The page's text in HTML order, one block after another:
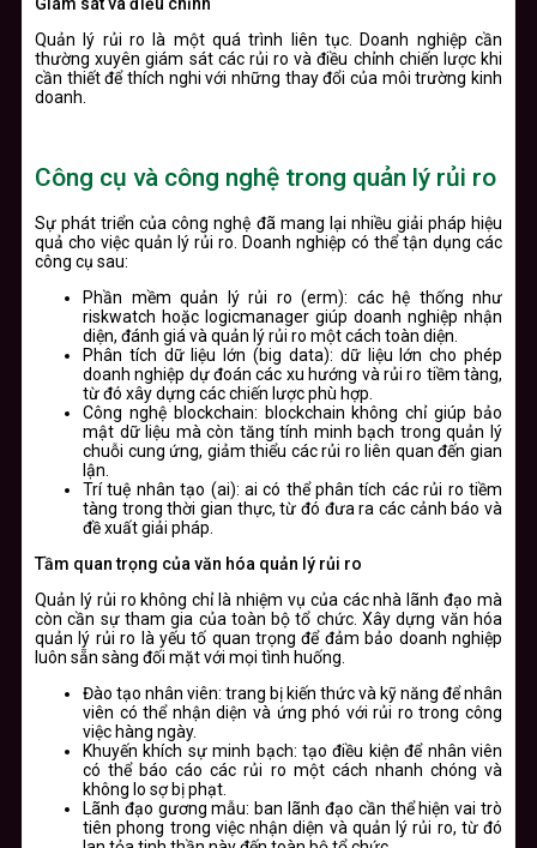
Quản lý rủi ro là một quá trình liên tục. Doanh nghiệp cần
thường xuyên giám sát các rủi ro và điều chỉnh chiến lược khi
cần thiết để thích nghi với những thay đổi của môi trường kinh
doanh.
Công cụ và công nghệ trong quản lý rủi ro
Sự phát triển của công nghệ đã mang lại nhiều giải pháp hiệu
quả cho việc quản lý rủi ro. Doanh nghiệp có thể tận dụng các
công cụ sau:
Phần mềm quản lý rủi ro (erm): các hệ thống như
riskwatch hoặc logicmanager giúp doanh nghiệp nhận
diện, đánh giá và quản lý rủi ro một cách toàn diện.
Phân tích dữ liệu lớn (big data): dữ liệu lớn cho phép
doanh nghiệp dự đoán các xu hướng và rủi ro tiềm tàng,
từ đó xây dựng các chiến lược phù hợp.
Công nghệ blockchain: blockchain không chỉ giúp bảo
mật dữ liệu mà còn tăng tính minh bạch trong quản lý
chuỗi cung ứng, giảm thiểu các rủi ro liên quan đến gian
lận.
Trí tuệ nhân tạo (ai): ai có thể phân tích các rủi ro tiềm
tàng trong thời gian thực, từ đó đưa ra các cảnh báo và
đề xuất giải pháp.
Tầm quan trọng của văn hóa quản lý rủi ro
Quản lý rủi ro không chỉ là nhiệm vụ của các nhà lãnh đạo mà
còn cần sự tham gia của toàn bộ tổ chức. Xây dựng văn hóa
quản lý rủi ro là yếu tố quan trọng để đảm bảo doanh nghiệp
luôn sẵn sàng đối mặt với mọi tình huống.
Đào tạo nhân viên: trang bị kiến thức và kỹ năng để nhân
viên có thể nhận diện và ứng phó với rủi ro trong công
việc hàng ngày.
Khuyến khích sự minh bạch: tạo điều kiện để nhân viên
có thể báo cáo các rủi ro một cách nhanh chóng và
không lo sợ bị phạt.
Lãnh đạo gương mẫu: ban lãnh đạo cần thể hiện vai trò
tiên phong trong việc nhận diện và quản lý rủi ro, từ đó